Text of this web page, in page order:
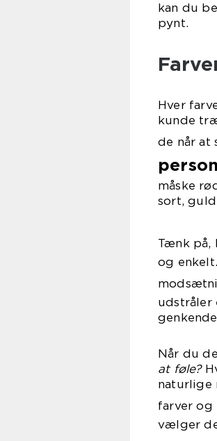
kan du
pynt.
Hver
kunde
de når at
måske
sort,
Tænk på,
og
udstråler
Når du
at føle?
naturlige
farver og
vælger